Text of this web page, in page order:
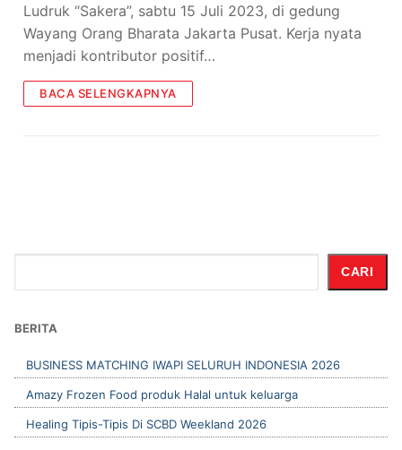
Ludruk “Sakera”, sabtu 15 Juli 2023, di gedung
Wayang Orang Bharata Jakarta Pusat. Kerja nyata
menjadi kontributor positif…
BACA SELENGKAPNYA
CARI
BERITA
BUSINESS MATCHING IWAPI SELURUH INDONESIA 2026
Amazy Frozen Food produk Halal untuk keluarga
Healing Tipis-Tipis Di SCBD Weekland 2026